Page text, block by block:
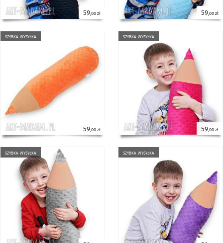
59,00 zł 59,00 zł
szybka wysyłka
59,00 zł
szybka wysyłka
59,00 zł
szybka wysyłka szybka wysyłka